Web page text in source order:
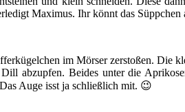
Maximus. Ihr könnt das
im Mörser zerstoßen. Die
abzupfen. Beides unter die
Auge isst ja schließlich mit. 😉